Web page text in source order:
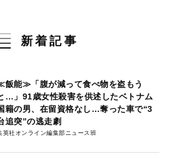
新着記事
飯能≫「腹が減って食べ物を盗もう
…」91歳女性殺害を供述したベトナム
籍の男、在留資格なし…奪った車で“3
追突”の逃走劇
英社オンライン編集部ニュース班